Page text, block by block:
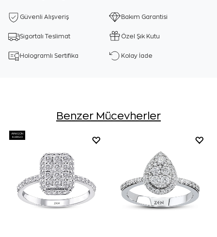
Güvenli Alışveriş Bakım Garantisi
Sigortalı Teslimat Özel Şık Kutu
Hologramlı Sertifika Kolay İade
Benzer Mücevherler
AYNI GÜN
KARGO